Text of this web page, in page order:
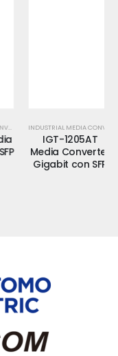
INDUSTRIAL MEDIA CONVERTER INDUSTRIAL MEDIA CONVERTER
IGT-1205AT
Media Converter
Gigabit con SFP